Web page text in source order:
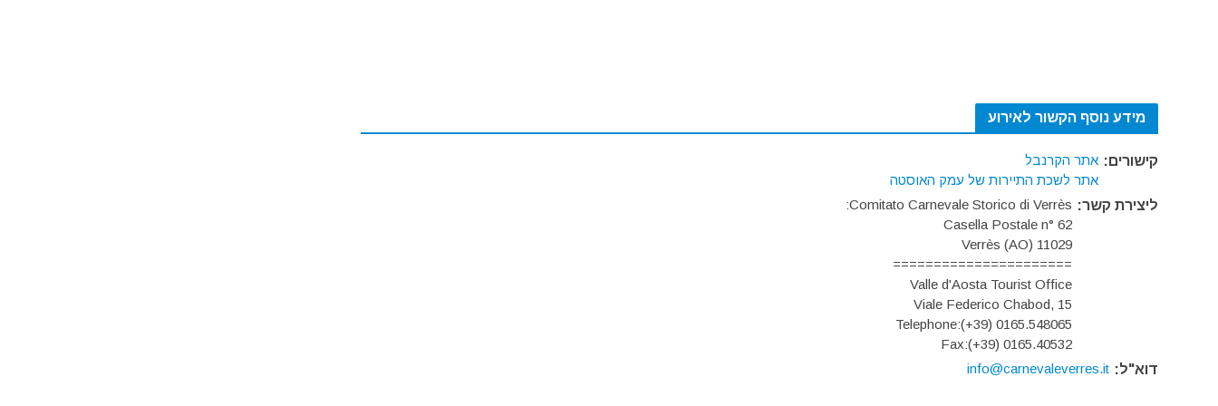
מידע נוסף הקשור לאירוע
קישורים: אתר הקרנבל
אתר לשכת התיירות של עמק האוסטה
ליצירת קשר: Comitato Carnevale Storico di Verrès:
Casella Postale n° 62
11029 Verrès (AO)
======================
Valle d'Aosta Tourist Office
Viale Federico Chabod, 15
Telephone:(+39) 0165.548065
Fax:(+39) 0165.40532
דוא"ל: info@carnevaleverres.it